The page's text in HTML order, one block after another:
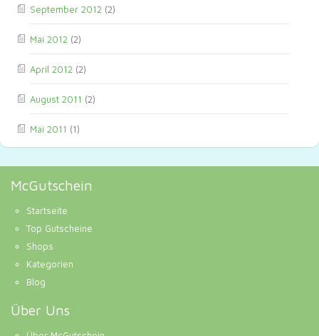
September 2012 (2)
Mai 2012 (2)
April 2012 (2)
August 2011 (2)
Mai 2011 (1)
McGutschein
Startseite
Top Gutscheine
Shops
Kategorien
Blog
Über Uns